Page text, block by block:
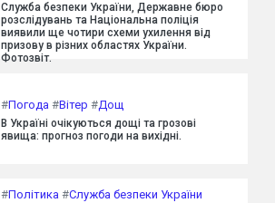
Служба безпеки України, Державне бюро
розслідувань та Національна поліція
виявили ще чотири схеми ухилення від
призову в різних областях України.
Фотозвіт.
#Погода #Вітер #Дощ
В Україні очікуються дощі та грозові
явища: прогноз погоди на вихідні.
#Політика #Служба безпеки України